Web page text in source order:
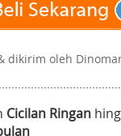
dikirim oleh
Cicilan Ringan